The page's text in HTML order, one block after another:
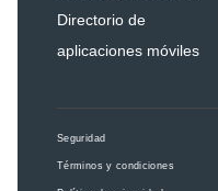
Directorio de
aplicaciones móviles
Seguridad
Términos y condiciones